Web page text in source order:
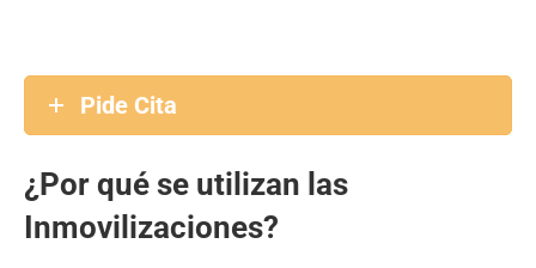
Pide Cita
¿Por qué se utilizan las
Inmovilizaciones?